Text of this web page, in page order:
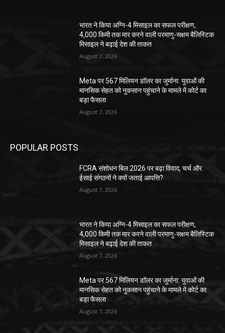
भारत ने किया अग्नि-4 मिसाइल का सफल परीक्षण,
4,000 किमी तक मार करने वाली परमाणु-सक्षम बैलिस्टिक
मिसाइल ने बढ़ाई देश की ताकत
August 7, 2026
Meta पर 567 मिलियन डॉलर का जुर्माना: युवाओं की
मानसिक सेहत को नुकसान पहुंचाने के मामले में कोर्ट का
बड़ा फैसला
August 7, 2026
POPULAR POSTS
FCRA संशोधन बिल 2026 पर बढ़ा विवाद, चर्च और
ईसाई संगठनों ने क्यों जताई आपत्ति?
August 7, 2026
भारत ने किया अग्नि-4 मिसाइल का सफल परीक्षण,
4,000 किमी तक मार करने वाली परमाणु-सक्षम बैलिस्टिक
मिसाइल ने बढ़ाई देश की ताकत
August 7, 2026
Meta पर 567 मिलियन डॉलर का जुर्माना: युवाओं की
मानसिक सेहत को नुकसान पहुंचाने के मामले में कोर्ट का
बड़ा फैसला
August 7, 2026